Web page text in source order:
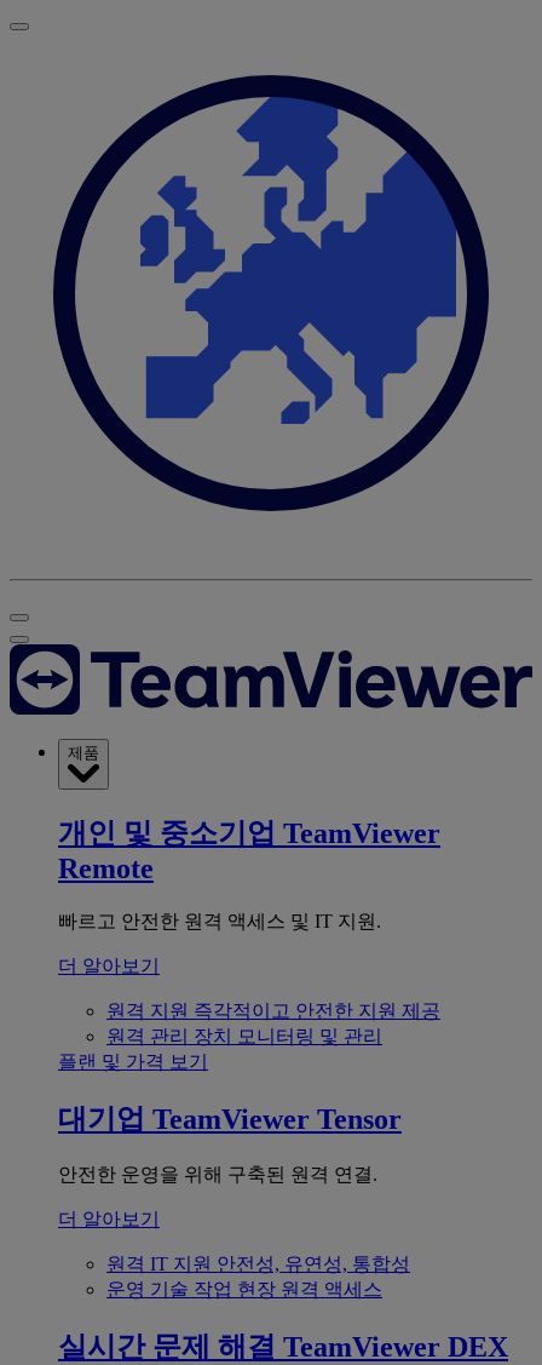
제품
개인 및 중소기업 TeamViewer
Remote
빠르고 안전한 원격 액세스 및 IT 지원.
더 알아보기
원격 지원 즉각적이고 안전한 지원 제공
원격 관리 장치 모니터링 및 관리
플랜 및 가격 보기
대기업 TeamViewer Tensor
안전한 운영을 위해 구축된 원격 연결.
더 알아보기
원격 IT 지원 안전성, 유연성, 통합성
운영 기술 작업 현장 원격 액세스
실시간 문제 해결 TeamViewer DEX